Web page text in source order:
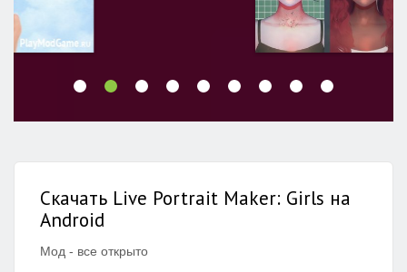
Скачать Live Portrait Maker: Girls на
Android
Мод - все открыто